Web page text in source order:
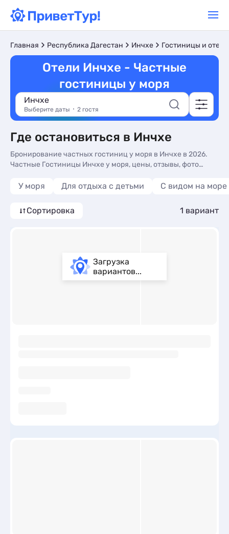
Главная Республика Дагестан Инчхе Гостиницы и отели
Отели Инчхе - Частные
гостиницы у моря
Инчхе
Выберите даты 2 гостя
Где остановиться в Инчхе
Бронирование частных гостиниц у моря в Инчхе в 2026.
Частные Гостиницы Инчхе у моря, цены, отзывы, фото
У моря Для отдыха с детьми С видом на море
Сортировка 1 вариант
Загрузка
вариантов...